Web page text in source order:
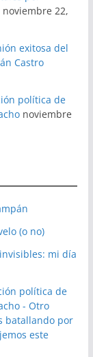
noviembre 22,
exitosa del
Castro
política de
noviembre
(o no)
mi día
política de
- Otro
batallando por
este